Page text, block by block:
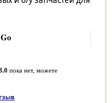
пока нет, можете